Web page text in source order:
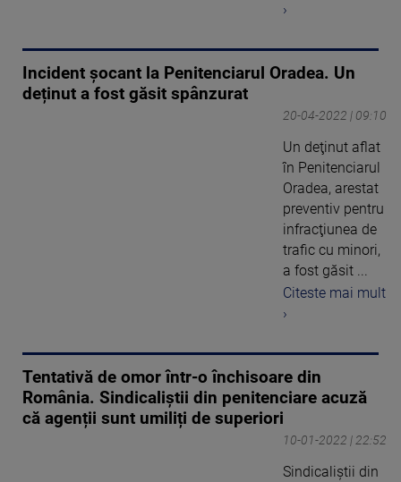
›
Incident șocant la Penitenciarul Oradea. Un
deținut a fost găsit spânzurat
20-04-2022 | 09:10
Un deţinut aflat
în Penitenciarul
Oradea, arestat
preventiv pentru
infracţiunea de
trafic cu minori,
a fost găsit ...
Citeste mai mult
›
Tentativă de omor într-o închisoare din
România. Sindicaliștii din penitenciare acuză
că agenții sunt umiliți de superiori
10-01-2022 | 22:52
Sindicaliştii din